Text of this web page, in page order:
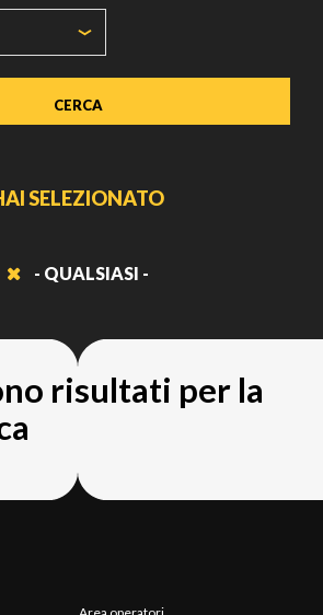
SELEZIONATO
- QUALSIASI -
risultati per la